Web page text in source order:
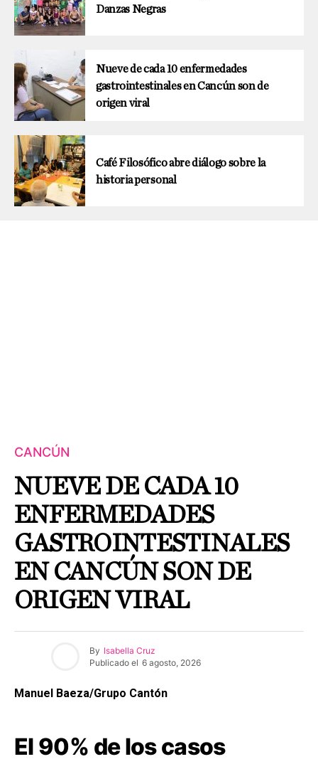
Danzas Negras
Nueve de cada 10 enfermedades
gastrointestinales en Cancún son de
origen viral
Café Filosófico abre diálogo sobre la
historia personal
CANCÚN
NUEVE DE CADA 10
ENFERMEDADES
GASTROINTESTINALES
EN CANCÚN SON DE
ORIGEN VIRAL
By Isabella Cruz
Publicado el 6 agosto, 2026
Manuel Baeza/Grupo Cantón
El 90% de los casos